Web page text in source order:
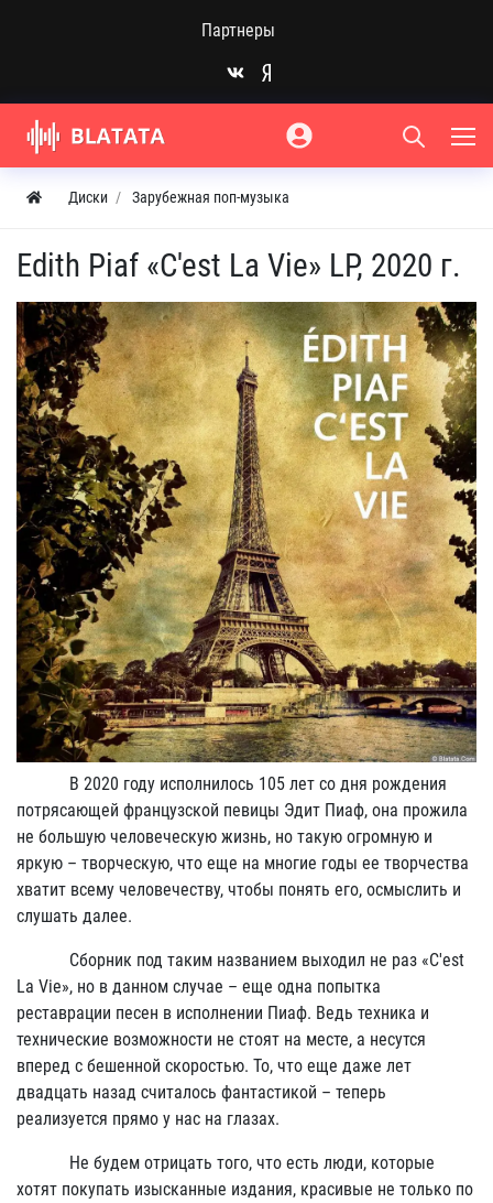
Партнеры
Диски Зарубежная поп-музыка
Edith Piaf «C'est La Vie» LP, 2020 г.
В 2020 году исполнилось 105 лет со дня рождения
потрясающей французской певицы Эдит Пиаф, она прожила
не большую человеческую жизнь, но такую огромную и
яркую – творческую, что еще на многие годы ее творчества
хватит всему человечеству, чтобы понять его, осмыслить и
слушать далее.
Сборник под таким названием выходил не раз «C'est
La Vie», но в данном случае – еще одна попытка
реставрации песен в исполнении Пиаф. Ведь техника и
технические возможности не стоят на месте, а несутся
вперед с бешенной скоростью. То, что еще даже лет
двадцать назад считалось фантастикой – теперь
реализуется прямо у нас на глазах.
Не будем отрицать того, что есть люди, которые
хотят покупать изысканные издания, красивые не только по